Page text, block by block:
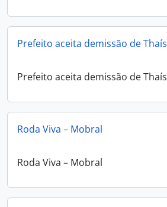
Prefeito aceita demissão de Thaís
Prefeito aceita demissão de Thaís
Roda Viva – Mobral
Roda Viva – Mobral